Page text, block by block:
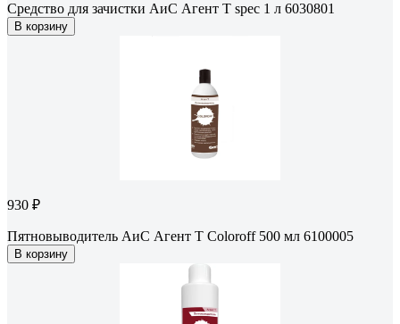
Средство для зачистки АиС Агент Т spec 1 л 6030801
В корзину
930 ₽
Пятновыводитель АиС Агент Т Coloroff 500 мл 6100005
В корзину